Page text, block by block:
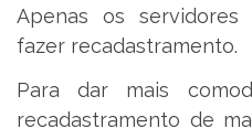
Apenas os
fazer recadastramento.
Para dar mais
recadastramento de